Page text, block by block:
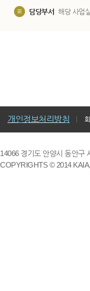
담당부서 해당 사업
개인정보처리방침
14066 경기도 안양시 동안구
COPYRIGHTS © 2014